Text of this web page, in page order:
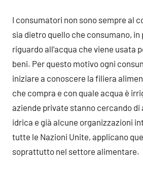
I consumatori non sono sempre al
sia dietro quello che consumano,
riguardo all’acqua che viene usata
beni. Per questo motivo ogni
iniziare a conoscere la filiera
che compra e con quale acqua è
aziende private stanno cercando
idrica e già alcune organizzazioni
tutte le Nazioni Unite, applicano
soprattutto nel settore alimentare.